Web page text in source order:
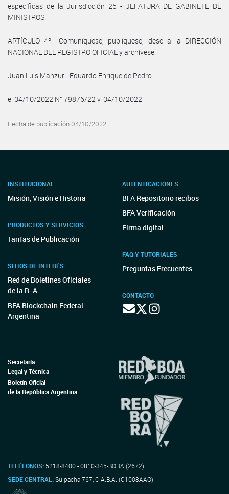
específicas de la Jurisdicción 25 - JEFATURA DE GABINETE DE
MINISTROS.
ARTÍCULO 4º.- Comuníquese, publíquese, dese a la DIRECCIÓN
NACIONAL DEL REGISTRO OFICIAL y archívese.
Juan Luis Manzur - Eduardo Enrique de Pedro
e. 04/10/2022 N° 79876/22 v. 04/10/2022
Fecha de publicación 04/10/2022
INSTITUCIONAL
Misión, Visión e Historia
PRODUCTOS Y SERVICIOS
Tarifas de Publicación
SITIOS DE INTERÉS
Red de Boletines Oficiales
de la R. A.
BFA Blockchain Federal
Argentina
AUTENTICACIONES
BFA Repositorio recibos
BFA Verificación
Firma digital
FAQ Y TUTORIALES
Preguntas Frecuentes
CONTACTO
Secretaría
Legal y Técnica
Boletín Oficial
de la República Argentina
TELÉFONOS: 5218-8400 - 0810-345-BORA (2672)
SEDE CENTRAL:Suipacha 767, C.A.B.A. (C1008AAO)